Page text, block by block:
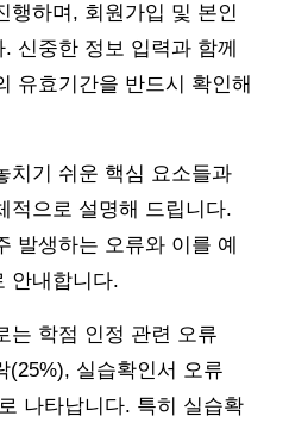
행하며, 회원가입 및 본인
신중한 정보 입력과 함께
유효기간을 반드시 확인해
치기 쉬운 핵심 요소들과
적으로 설명해 드립니다.
발생하는 오류와 이를 예
안내합니다.
는 학점 인정 관련 오류
(25%), 실습확인서 오류
나타납니다. 특히 실습확